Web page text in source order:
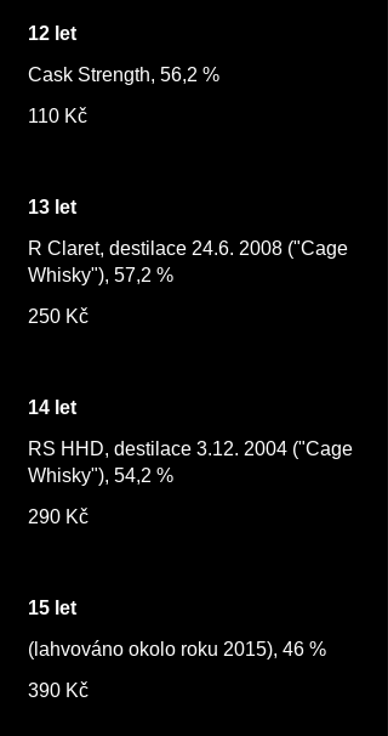
12 let
Cask Strength, 56,2 %
110 Kč
13 let
R Claret, destilace 24.6. 2008 ("Cage
Whisky"), 57,2 %
250 Kč
14 let
RS HHD, destilace 3.12. 2004 ("Cage
Whisky"), 54,2 %
290 Kč
15 let
(lahvováno okolo roku 2015), 46 %
390 Kč